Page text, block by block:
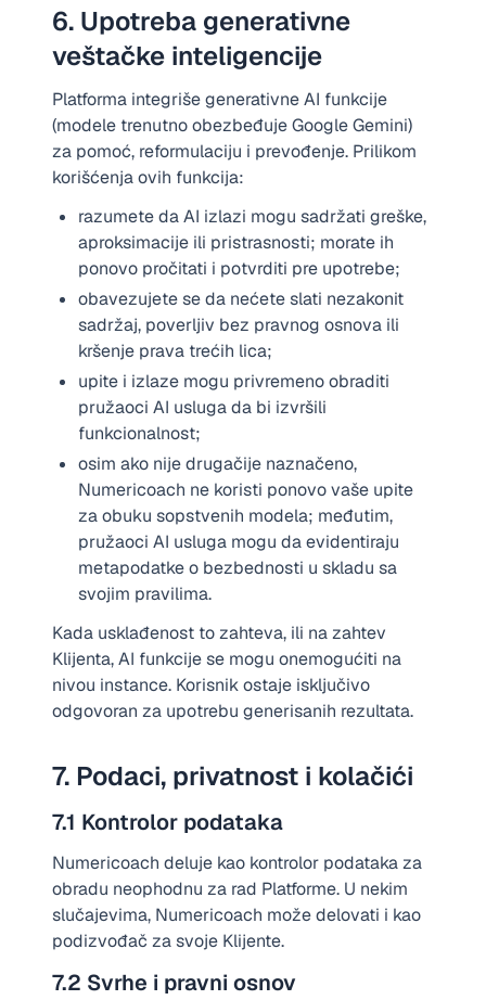
6. Upotreba generativne
veštačke inteligencije
Platforma integriše generativne AI funkcije
(modele trenutno obezbeđuje Google Gemini)
za pomoć, reformulaciju i prevođenje. Prilikom
korišćenja ovih funkcija:
razumete da AI izlazi mogu sadržati greške,
aproksimacije ili pristrasnosti; morate ih
ponovo pročitati i potvrditi pre upotrebe;
obavezujete se da nećete slati nezakonit
sadržaj, poverljiv bez pravnog osnova ili
kršenje prava trećih lica;
upite i izlaze mogu privremeno obraditi
pružaoci AI usluga da bi izvršili
funkcionalnost;
osim ako nije drugačije naznačeno,
Numericoach ne koristi ponovo vaše upite
za obuku sopstvenih modela; međutim,
pružaoci AI usluga mogu da evidentiraju
metapodatke o bezbednosti u skladu sa
svojim pravilima.
Kada usklađenost to zahteva, ili na zahtev
Klijenta, AI funkcije se mogu onemogućiti na
nivou instance. Korisnik ostaje isključivo
odgovoran za upotrebu generisanih rezultata.
7. Podaci, privatnost i kolačići
7.1 Kontrolor podataka
Numericoach deluje kao kontrolor podataka za
obradu neophodnu za rad Platforme. U nekim
slučajevima, Numericoach može delovati i kao
podizvođač za svoje Klijente.
7.2 Svrhe i pravni osnov